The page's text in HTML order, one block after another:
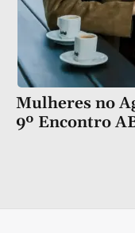
Mulheres no
9º Encontro